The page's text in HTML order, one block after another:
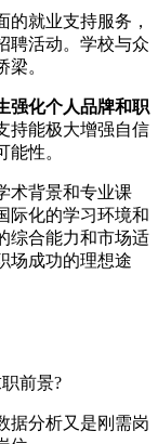
就业支持服务，
聘活动。学校与众
。
强化个人品牌和职
持能极大增强自信
性。
术背景和专业课
际化的学习环境和
综合能力和市场适
场成功的理想途
前景?
据分析又是刚需岗